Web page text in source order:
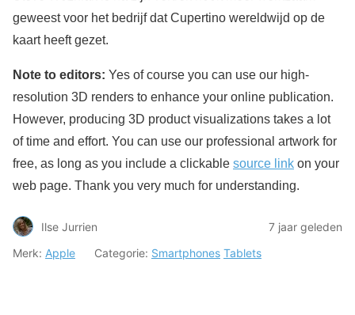
geweest voor het bedrijf dat Cupertino wereldwijd op de
kaart heeft gezet.
Note to editors: Yes of course you can use our high-
resolution 3D renders to enhance your online publication.
However, producing 3D product visualizations takes a lot
of time and effort. You can use our professional artwork for
free, as long as you include a clickable source link on your
web page. Thank you very much for understanding.
Ilse Jurrien
7 jaar geleden
Merk: Apple Categorie: Smartphones Tablets